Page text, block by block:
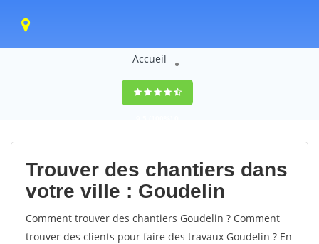
Accueil
9,5(100%)0
votes
Trouver des chantiers dans
votre ville : Goudelin
Comment trouver des chantiers Goudelin ? Comment
trouver des clients pour faire des travaux Goudelin ? En